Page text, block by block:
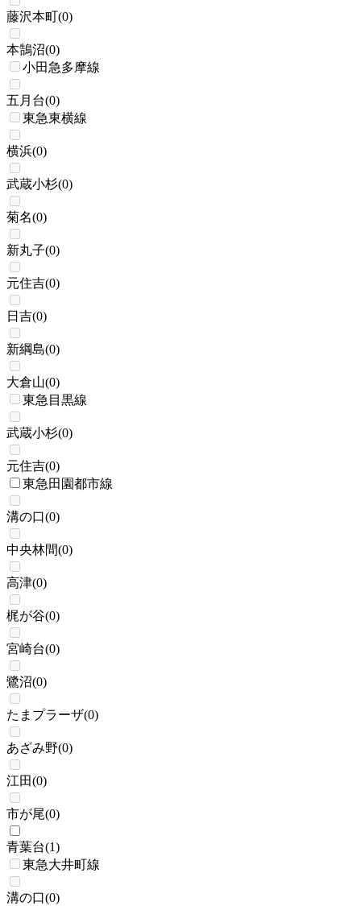
藤沢本町(0)
本鵠沼(0)
小田急多摩線
五月台(0)
東急東横線
横浜(0)
武蔵小杉(0)
菊名(0)
新丸子(0)
元住吉(0)
日吉(0)
新綱島(0)
大倉山(0)
東急目黒線
武蔵小杉(0)
元住吉(0)
東急田園都市線
溝の口(0)
中央林間(0)
高津(0)
梶が谷(0)
宮崎台(0)
鷺沼(0)
たまプラーザ(0)
あざみ野(0)
江田(0)
市が尾(0)
青葉台(1)
東急大井町線
溝の口(0)